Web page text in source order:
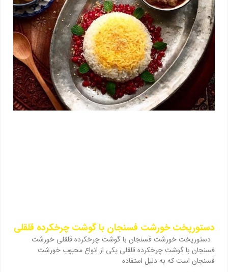
دستورپخت خورشت فسنجان با گوشت چرخکرده قلقلی
دستورپخت خورشت فسنجان با گوشت چرخکرده قلقلی خورشت
فسنجان با گوشت چرخکرده قلقلی یکی از انواع محبوب خورشت
فسنجان است که به دلیل استفاده